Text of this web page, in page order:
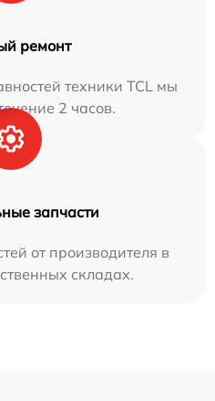
ремонт
техники TCL мы
2 часов.
запчасти
от производителя в
складах.